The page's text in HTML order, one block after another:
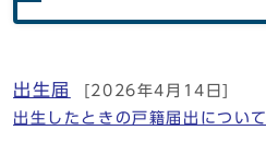
メインメニュー
出生届
[2026年4月14日]
出生したときの戸籍届出について